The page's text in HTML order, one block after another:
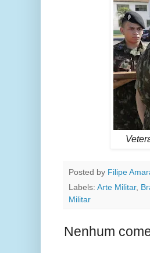
Posted by Filipe
Labels: Arte Militar,
Militar
Nenhum